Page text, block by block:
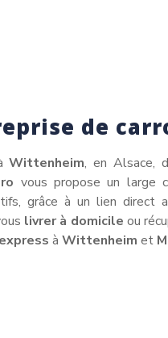
de
Wittenheim, en Alsace,
vous propose un large
grâce à un lien direct
livrer à domicile ou
à Wittenheim et